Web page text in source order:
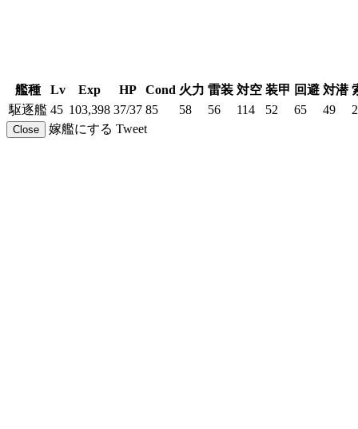
艦種 Lv Exp HP Cond 火力 雷装 対空 装甲 回避 対潜
駆逐艦 45 103,398 37/37 85 58 56 114 52 65 49
Close 嫁艦にする Tweet